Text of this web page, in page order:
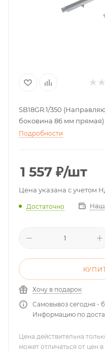
SB18GR.1/350
боковина 86 мм прямая)
Подробности
1 557 ₽/шт
Цена указана с учетом
Достаточно
Хочу в подарок
Самовывоз сегодня -
Информацию по
Цена действительна
может отличаться от цен